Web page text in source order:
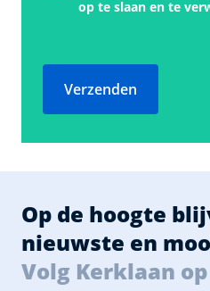
op te slaan en te
Verzenden
Op de hoogte
nieuwste en
Volg Kerklaan